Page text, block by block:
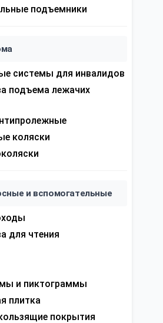
подъемники
системы для инвалидов
подъема лежачих
коляски
и вспомогательные
для чтения
и пиктограммы
плитка
покрытия